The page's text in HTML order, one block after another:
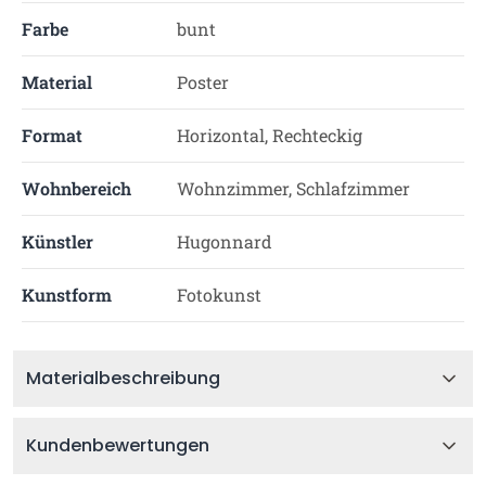
Farbe bunt
Material Poster
Format Horizontal, Rechteckig
Wohnbereich Wohnzimmer, Schlafzimmer
Künstler Hugonnard
Kunstform Fotokunst
Materialbeschreibung
Kundenbewertungen